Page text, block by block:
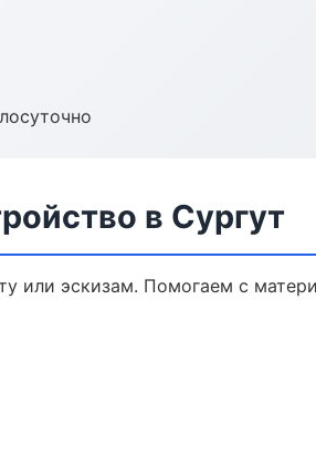
в Сургут
или эскизам. Помогаем с